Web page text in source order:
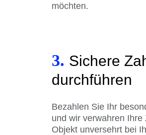
möchten.
3. Sichere
durchführen
Bezahlen Sie Ihr
und wir verwahren Ihre
Objekt unversehrt bei